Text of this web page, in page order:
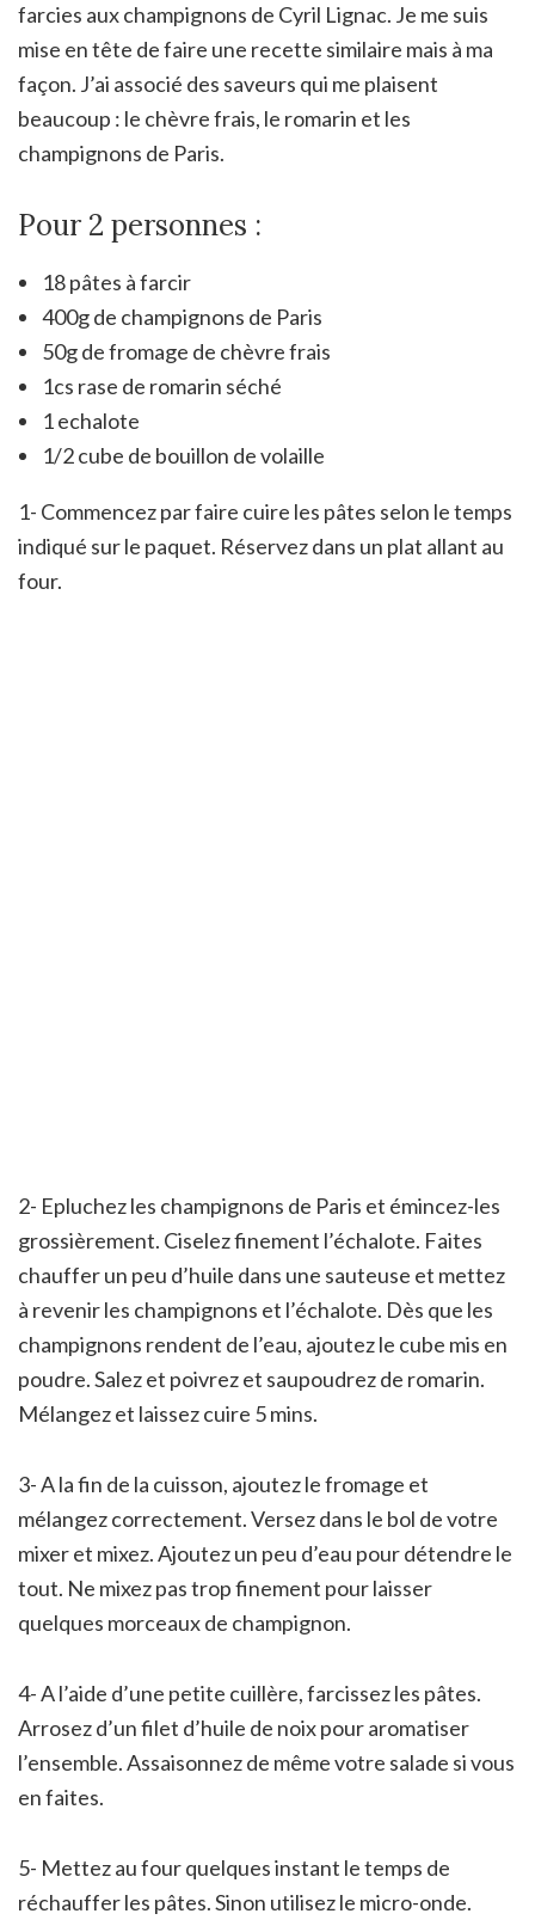
farcies aux champignons de Cyril Lignac. Je me suis
mise en tête de faire une recette similaire mais à ma
façon. J’ai associé des saveurs qui me plaisent
beaucoup : le chèvre frais, le romarin et les
champignons de Paris.
Pour 2 personnes :
18 pâtes à farcir
400g de champignons de Paris
50g de fromage de chèvre frais
1cs rase de romarin séché
1 echalote
1/2 cube de bouillon de volaille
1- Commencez par faire cuire les pâtes selon le temps
indiqué sur le paquet. Réservez dans un plat allant au
four.
2- Epluchez les champignons de Paris et émincez-les
grossièrement. Ciselez finement l’échalote. Faites
chauffer un peu d’huile dans une sauteuse et mettez
à revenir les champignons et l’échalote. Dès que les
champignons rendent de l’eau, ajoutez le cube mis en
poudre. Salez et poivrez et saupoudrez de romarin.
Mélangez et laissez cuire 5 mins.
3- A la fin de la cuisson, ajoutez le fromage et
mélangez correctement. Versez dans le bol de votre
mixer et mixez. Ajoutez un peu d’eau pour détendre le
tout. Ne mixez pas trop finement pour laisser
quelques morceaux de champignon.
4- A l’aide d’une petite cuillère, farcissez les pâtes.
Arrosez d’un filet d’huile de noix pour aromatiser
l’ensemble. Assaisonnez de même votre salade si vous
en faites.
5- Mettez au four quelques instant le temps de
réchauffer les pâtes. Sinon utilisez le micro-onde.